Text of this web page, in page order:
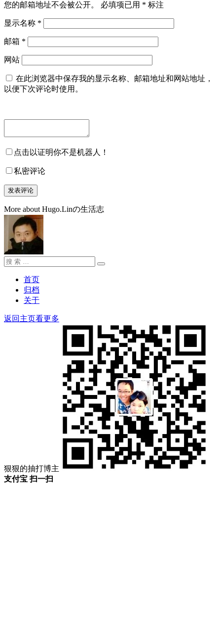
您的邮箱地址不会被公开。 必填项已用 * 标注
显示名称 *
邮箱 *
网站
在此浏览器中保存我的显示名称、邮箱地址和网站地址，
以便下次评论时使用。
点击以证明你不是机器人！
私密评论
More about Hugo.Linの生活志
搜
搜
首页
归档
关于
返回主页看更多
狠狠的抽打博主
支付宝 扫一扫